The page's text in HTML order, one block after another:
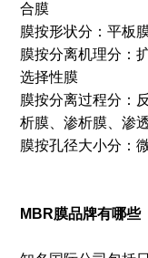
合膜
膜按形状分：平板
膜按分离机理分：
选择性膜
膜按分离过程分：
析膜、渗析膜、渗
膜按孔径大小分：
MBR膜品牌有哪些